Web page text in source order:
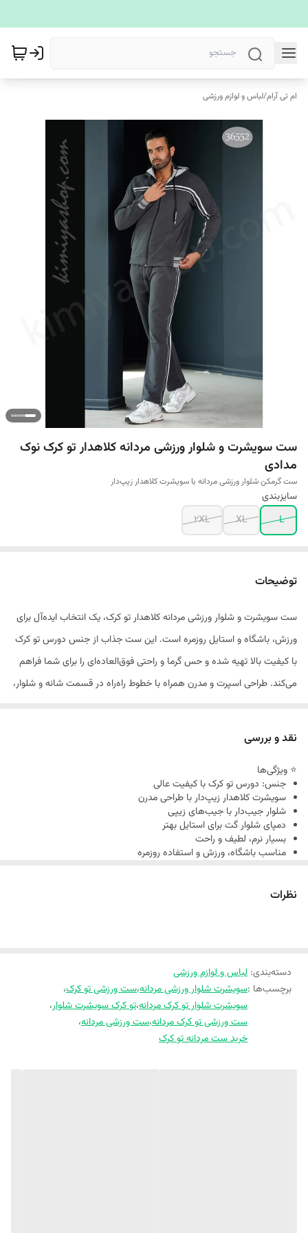
ام تی آرام/لباس و لوازم ورزشی
ست سویشرت و شلوار ورزشی مردانه کلاهدار تو کرک نوک
مدادی
ست گرمکن شلوار ورزشی مردانه با سویشرت کلاهدار زیپ‌دار
سایزبندی
L
XL
2XL
توضیحات
ست سویشرت و شلوار ورزشی مردانه کلاهدار تو کرک، یک انتخاب ایده‌آل برای
ورزش، باشگاه و استایل روزمره است. این ست جذاب از جنس دورس تو کرک
با کیفیت بالا تهیه شده و حس گرما و راحتی فوق‌العاده‌ای را برای شما فراهم
می‌کند. طراحی اسپرت و مدرن همراه با خطوط راه‌راه در قسمت شانه و شلوار،
روی پا قرار بگیرد و استایل جذابی به شما بدهد.این ست ورزشی در سه سایز
L، XL و 2XL موجود است و با کفش اسپرت سفید یا مشکی ترکیب بسیار
زیبایی خواهد داشت.
نقد و بررسی
⭐ ویژگی‌ها
جنس: دورس تو کرک با کیفیت عالی
سویشرت کلاهدار زیپ‌دار با طراحی مدرن
شلوار جیب‌دار با جیب‌های زیپی
دمپای شلوار گت برای استایل بهتر
بسیار نرم، لطیف و راحت
مناسب باشگاه، ورزش و استفاده روزمره
نظرات
دسته‌بندی: لباس و لوازم ورزشی
برچسب‌ها :سویشرت شلوار ورزشی مردانه،ست ورزشی تو کرک،
سویشرت شلوار تو کرک مردانه،تو کرک سویشرت شلوار،
ست ورزشی تو کرک مردانه،ست ورزشی مردانه،
خرید ست مردانه تو کرک